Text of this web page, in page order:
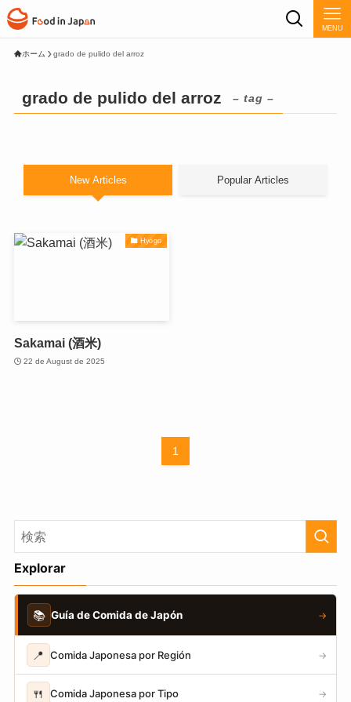
MENU
ホーム grado de pulido del arroz
grado de pulido del arroz – tag –
New Articles Popular Articles
Hyōgo
Sakamai (酒米)
22 de August de 2025
1
Explorar
📚 Guía de Comida de Japón →
📍 Comida Japonesa por Región →
🍴 Comida Japonesa por Tipo →